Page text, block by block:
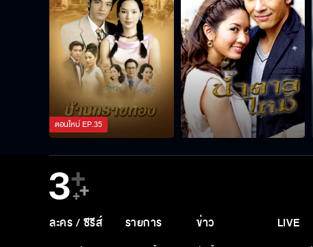
ตอนใหม่EP.35
ละคร / ซีรีส์ รายการ ข่าว LIVE